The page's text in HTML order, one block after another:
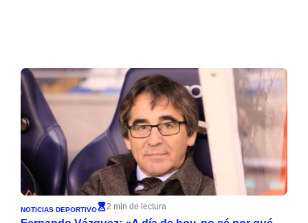
NOTICIAS DEPORTIVO 2 min de lectura